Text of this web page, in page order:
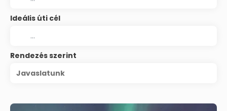
Ideális úti cél
Rendezés szerint
Javaslatunk